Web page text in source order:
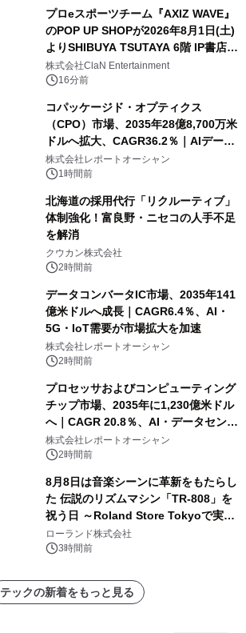
プロeスポーツチーム『AXIZ WAVE』
のPOP UP SHOPが2026年8月1日(土)
よりSHIBUYA TSUTAYA 6階 IP書店で
開催決定！！
株式会社ClaN Entertainment
16分前
コパッケージド・オプティクス
（CPO）市場、2035年28億8,700万米
ドルへ拡大、CAGR36.2％｜AIデータ
センター・高速光通信需要が成長を加
速
株式会社レポートオーシャン
1時間前
北海道の採用代行「リクルーティブ」
体制強化！富良野・ニセコの人手不足
を解消
クウカン株式会社
2時間前
データコンバータIC市場、2035年141
億米ドルへ成長｜CAGR6.4％、AI・
5G・IoT需要が市場拡大を加速
株式会社レポートオーシャン
2時間前
プロセッサおよびコンピューティング
チップ市場、2035年に1,230億米ドル
へ｜CAGR 20.8％、AI・データセンタ
ー需要が成長を牽引
株式会社レポートオーシャン
2時間前
8月8日は音楽シーンに革新をもたらし
た 伝説のリズムマシン「TR-808」を
祝う日 ～Roland Store Tokyoで実機
を展示しての 記念キャンペーンを開
催 英国ラジオ「NTS」の 特別プログ
アーティストを フィーチャーしたアニ
メーションを公開～
ローランド株式会社
3時間前
テックの新着をもっと見る